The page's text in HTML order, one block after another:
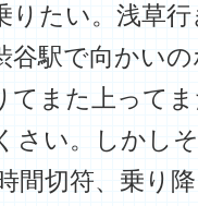
りたい。浅草
谷駅で向かい
てまた上って
さい。しかし
間切符、乗り